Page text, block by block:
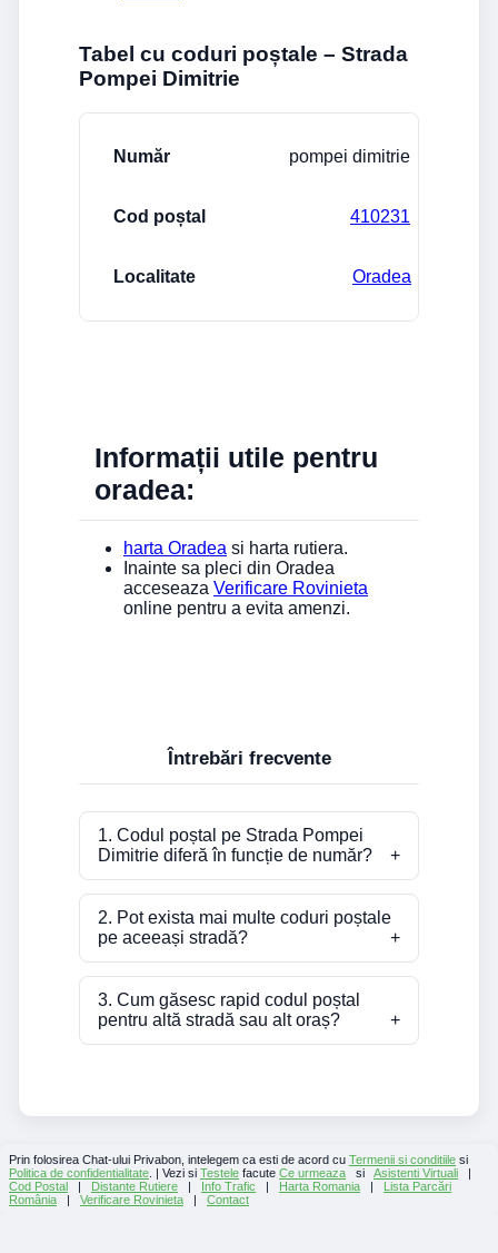
Tabel cu coduri poștale – Strada
Pompei Dimitrie
pompei dimitrie
410231
Oradea
Informații utile pentru
oradea:
harta Oradea si harta rutiera.
Inainte sa pleci din Oradea
acceseaza Verificare Rovinieta
online pentru a evita amenzi.
Întrebări frecvente
1. Codul poștal pe Strada Pompei
Dimitrie diferă în funcție de număr?
2. Pot exista mai multe coduri poștale
pe aceeași stradă?
3. Cum găsesc rapid codul poștal
pentru altă stradă sau alt oraș?
Prin folosirea Chat-ului Privabon, intelegem ca esti de acord cu Termenii si conditiile si
Politica de confidentialitate . | Vezi si Testele facute Ce urmeaza si Asistenti Virtuali |
Cod Postal | Distante Rutiere | Info Trafic | Harta Romania | Lista Parcări
România | Verificare Rovinieta | Contact